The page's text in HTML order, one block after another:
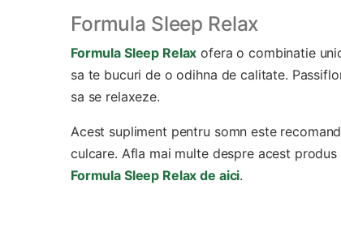
Formula Sleep Relax
Formula Sleep Relax ofera o combinatie
sa te bucuri de o odihna de calitate.
sa se relaxeze.
Acest supliment pentru somn este
culcare. Afla mai multe despre acest
Formula Sleep Relax de aici.